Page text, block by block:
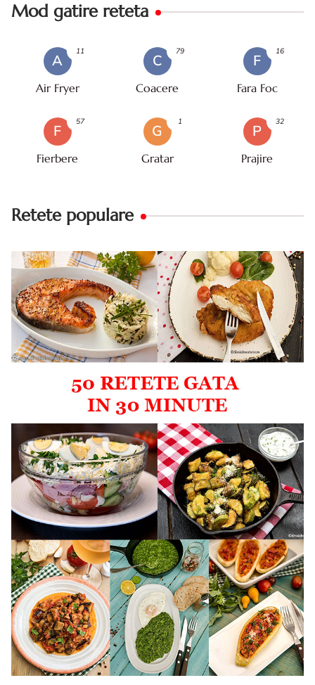
Mod gatire reteta
A
Air Fryer
11
C
Coacere
79
F
Fara Foc
16
F
Fierbere
57
G
Gratar
1
P
Prajire
32
Retete populare